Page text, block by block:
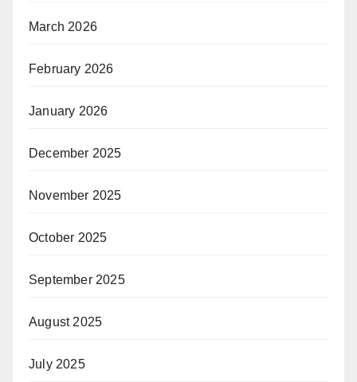
March 2026
February 2026
January 2026
December 2025
November 2025
October 2025
September 2025
August 2025
July 2025